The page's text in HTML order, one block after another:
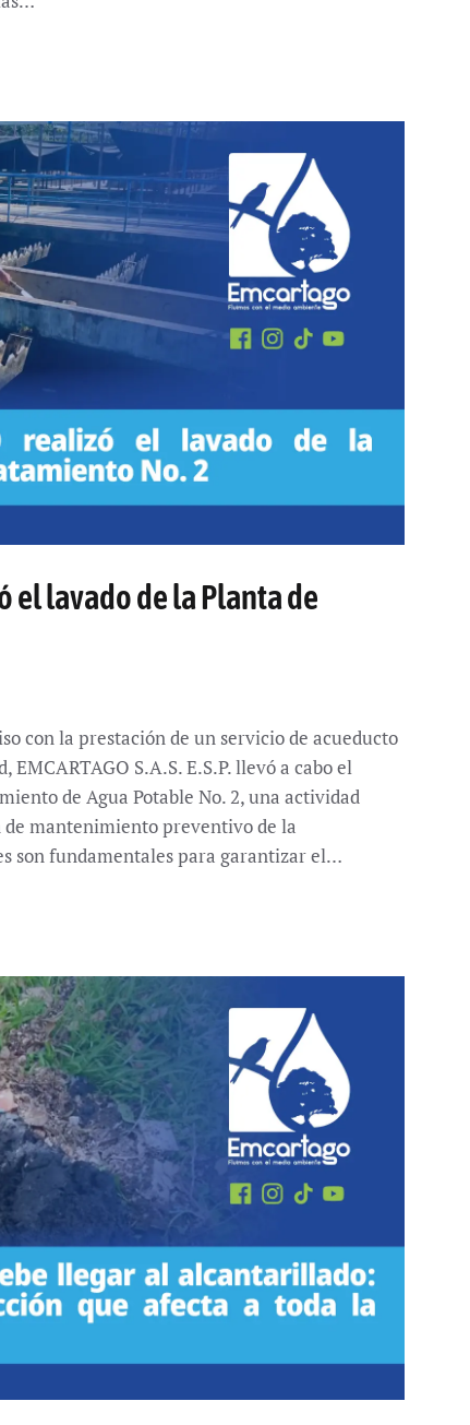
el lavado de la Planta de
con la prestación de un servicio de acueducto
EMCARTAGO S.A.S. E.S.P. llevó a cabo el
de Agua Potable No. 2, una actividad
mantenimiento preventivo de la
son fundamentales para garantizar el…